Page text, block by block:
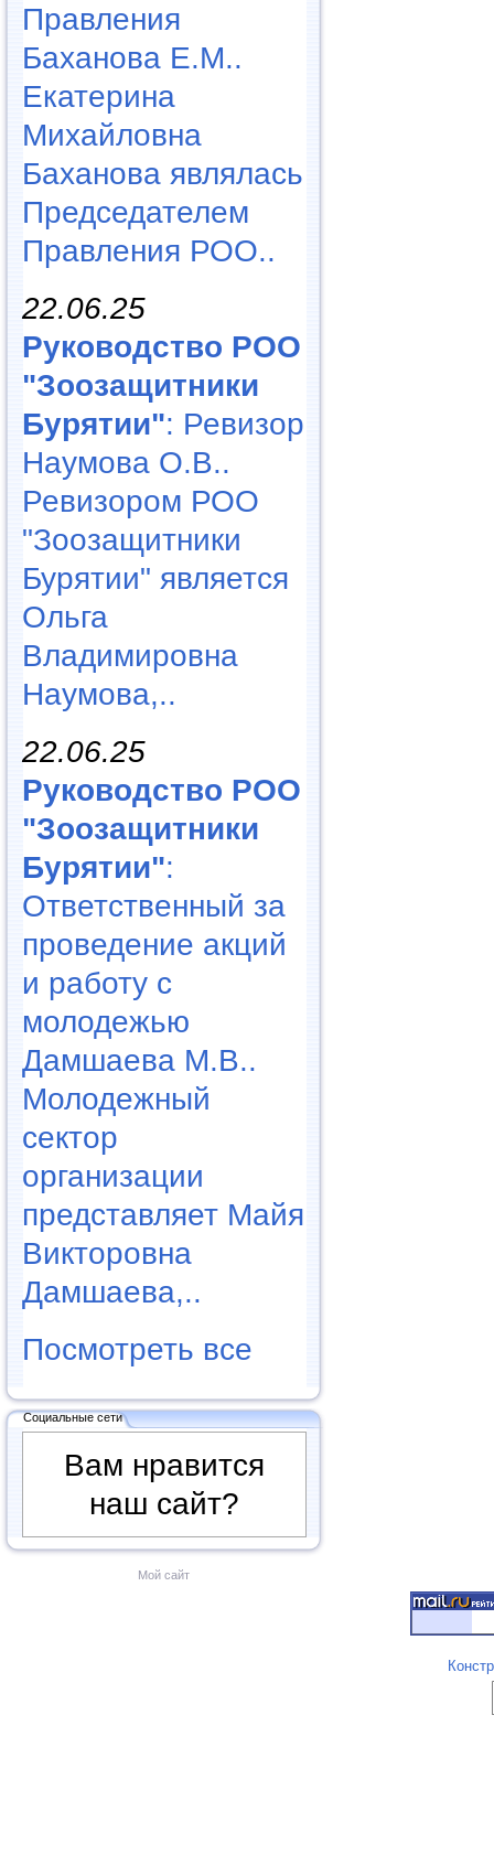
Правления
Баханова Е.М..
Екатерина
Михайловна
Баханова являлась
Председателем
Правления РОО..
22.06.25
Руководство РОО
"Зоозащитники
Бурятии": Ревизор
Наумова О.В..
Ревизором РОО
"Зоозащитники
Бурятии" является
Ольга
Владимировна
Наумова,..
22.06.25
Руководство РОО
"Зоозащитники
Бурятии":
Ответственный за
проведение акций
и работу с
молодежью
Дамшаева М.В..
Молодежный
сектор
организации
представляет Майя
Викторовна
Дамшаева,..
Посмотреть все
Социальные сети
Вам нравится
наш сайт?
Мой сайт